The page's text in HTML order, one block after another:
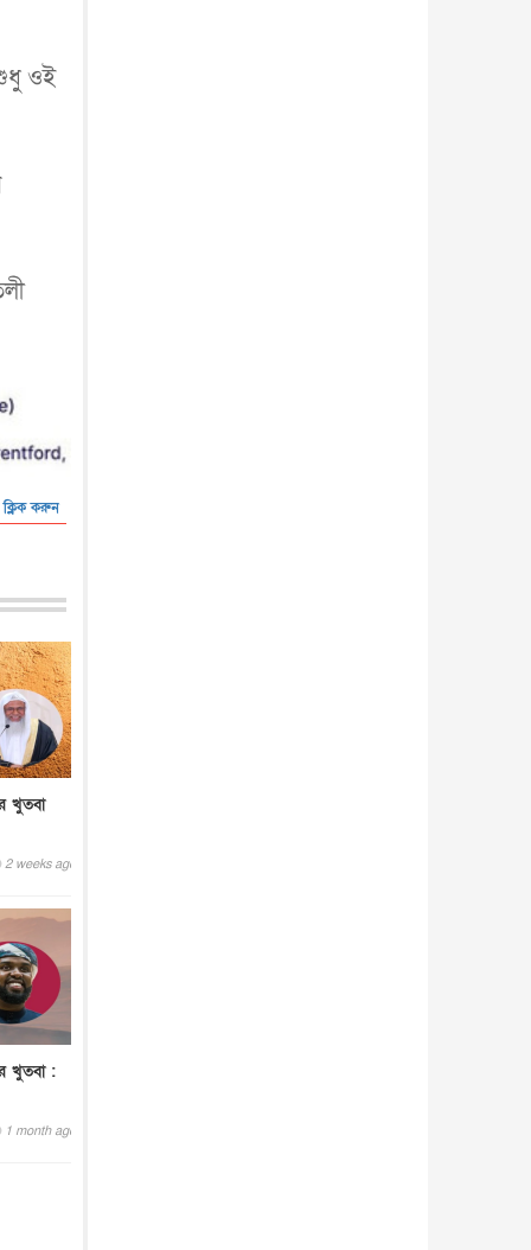
ওই
ক্লিক করুন
খুতবা
2 weeks ago
খুতবা :
1 month ago